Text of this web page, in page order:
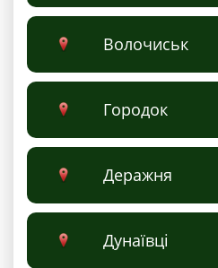
Волочиськ
Городок
Деражня
Дунаївці